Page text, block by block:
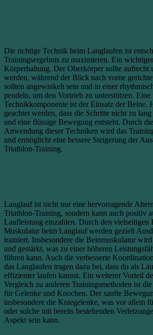
Die richtige Technik beim Langlaufen ist
Trainingsergebnis zu maximieren. Ein
Körperhaltung. Der Oberkörper sollte aufrecht
werden, während der Blick nach vorne
sollten angewinkelt sein und in einer
pendeln, um den Vortrieb zu unterstützen.
Technikkomponente ist der Einsatz der Beine.
geachtet werden, dass die Schritte nicht zu
und eine flüssige Bewegung entsteht. Durch
Anwendung dieser Techniken wird das
und ermöglicht eine bessere Steigerung der
Triathlon-Training.
Langlauf ist nicht nur eine hervorragende
Triathlon-Training, sondern kann auch positiv
Laufleistung einzahlen. Durch den vielseitigen
Muskulatur beim Langlauf werden gezielt
trainiert. Insbesondere die Beinmuskulatur
und gestärkt, was zu einer höheren
führen kann. Auch die verbesserte
das Langlaufen tragen dazu bei, dass du als
effizienter laufen kannst. Ein weiterer Vorteil
Vergleich zu anderen Trainingsmethoden ist
für Gelenke und Knochen. Der sanfte
insbesondere die Kniegelenke, was vor allem
oder solche mit bereits bestehenden
Aspekt sein kann.